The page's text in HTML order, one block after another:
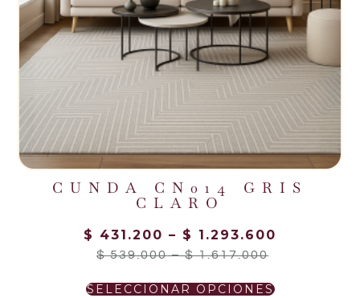
CUNDA CN014 GRIS
CLARO
$ 431.200 – $ 1.293.600
$539.000–$1.617.000
SELECCIONAR OPCIONES